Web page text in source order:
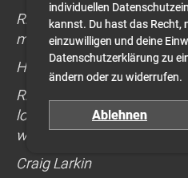
individuellen
kannst. Du hast das Recht,
einzuwilligen und deine
Datenschutzerklärung zu
ändern oder zu widerrufen.
Ablehnen
Rick served the CDAA as
most recently National
He is survived by his wife
Rickers, I will miss our
look back with great
will be ever grateful that
Craig Larkin